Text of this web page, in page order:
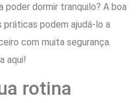
poder dormir tranquilo? A boa
podem ajudá-lo a
com muita segurança.
aqui!
rotina